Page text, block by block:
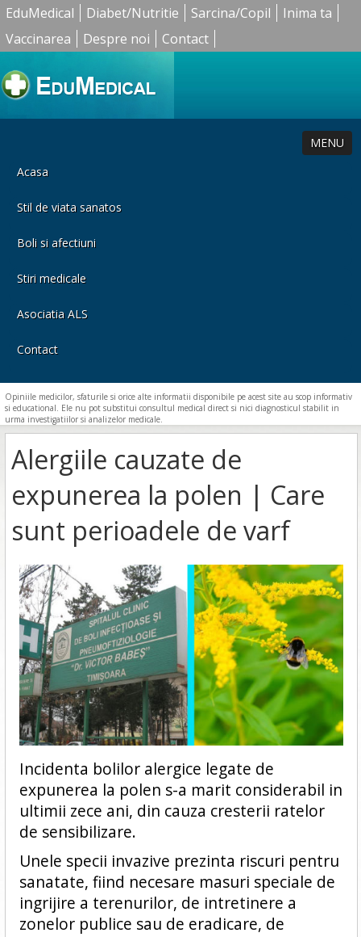
EduMedical Diabet/Nutritie Sarcina/Copil
Inima ta
Vaccinarea
Despre noi Contact
MENU
Acasa
Stil de viata sanatos
Boli si afectiuni
Stiri medicale
Asociatia ALS
Contact
Opiniile medicilor, sfaturile si orice alte informatii disponibile pe acest site au scop informativ
si educational. Ele nu pot substitui consultul medical direct si nici diagnosticul stabilit in
urma investigatiilor si analizelor medicale.
Alergiile cauzate de
expunerea la polen | Care
sunt perioadele de varf
Incidenta bolilor alergice legate de
expunerea la polen s-a marit considerabil in
ultimii zece ani, din cauza cresterii ratelor
de sensibilizare.
Unele specii invazive prezinta riscuri pentru
sanatate, fiind necesare masuri speciale de
ingrijire a terenurilor, de intretinere a
zonelor publice sau de eradicare, de